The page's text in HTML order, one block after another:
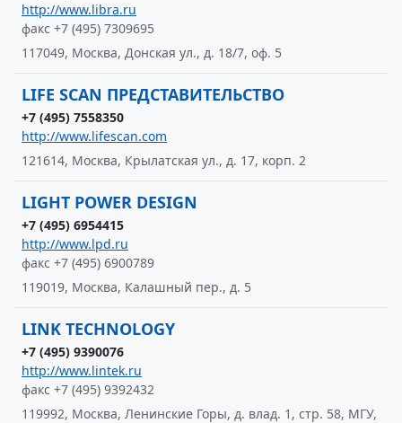
http://www.libra.ru
факс +7 (495) 7309695
117049, Москва, Донская ул., д. 18/7, оф. 5
LIFE SCAN ПРЕДСТАВИТЕЛЬСТВО
+7 (495) 7558350
http://www.lifescan.com
121614, Москва, Крылатская ул., д. 17, корп. 2
LIGHT POWER DESIGN
+7 (495) 6954415
http://www.lpd.ru
факс +7 (495) 6900789
119019, Москва, Калашный пер., д. 5
LINK TECHNOLOGY
+7 (495) 9390076
http://www.lintek.ru
факс +7 (495) 9392432
119992, Москва, Ленинские Горы, д. влад. 1, стр. 58, МГУ,